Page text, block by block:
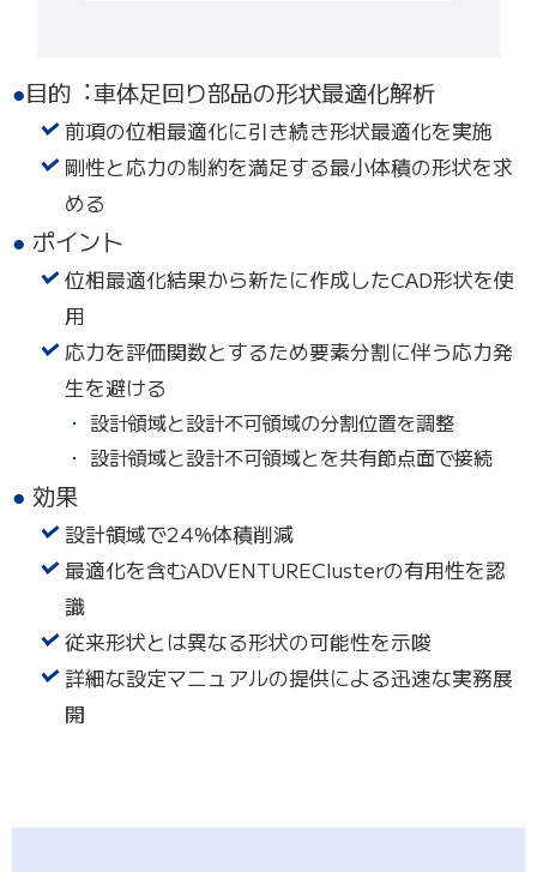
目的︓車体足回り部品の形状最適化解析
前項の位相最適化に引き続き形状最適化を実施
剛性と応力の制約を満足する最小体積の形状を求
める
ポイント
位相最適化結果から新たに作成したCAD形状を使
用
応力を評価関数とするため要素分割に伴う応力発
生を避ける
設計領域と設計不可領域の分割位置を調整
設計領域と設計不可領域とを共有節点面で接続
効果
設計領域で24%体積削減
最適化を含むADVENTUREClusterの有用性を認
識
従来形状とは異なる形状の可能性を示唆
詳細な設定マニュアルの提供による迅速な実務展
開